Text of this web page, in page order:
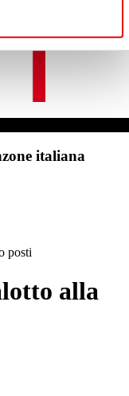
italiana
posti
alla